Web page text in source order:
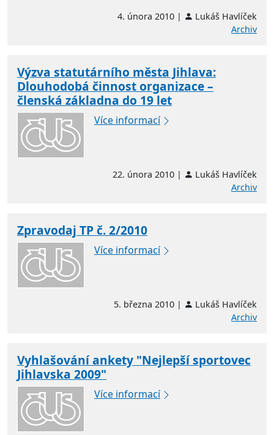
4. února 2010 |
Lukáš Havlíček
Archiv
Výzva statutárního města Jihlava:
Dlouhodobá činnost organizace –
členská základna do 19 let
Více informací
22. února 2010 |
Lukáš Havlíček
Archiv
Zpravodaj TP č. 2/2010
Více informací
5. března 2010 |
Lukáš Havlíček
Archiv
Vyhlašování ankety "Nejlepší sportovec
Jihlavska 2009"
Více informací